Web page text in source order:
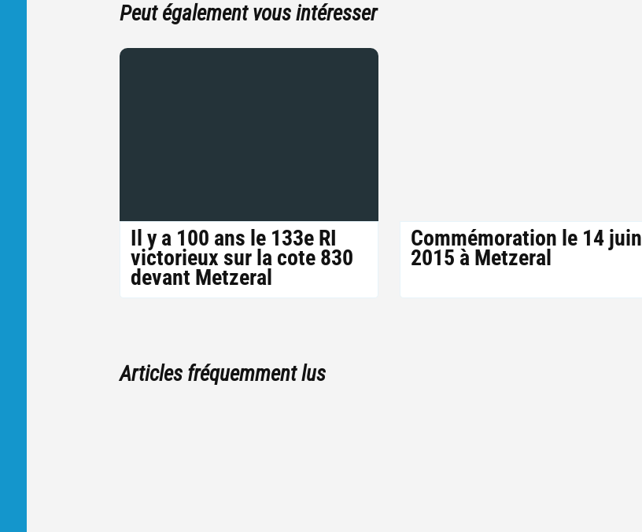
Peut également vous intéresser
Il y a 100 ans le 133e RI
victorieux sur la cote 830
devant Metzeral
Commémoration le 14 juin
2015 à Metzeral
Articles fréquemment lus